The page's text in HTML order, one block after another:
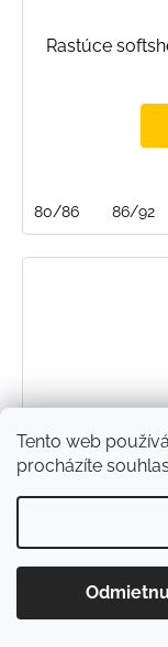
Tento web
procházíte
Rastúce
80/86 86/92